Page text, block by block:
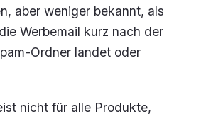
aber weniger bekannt, als
Werbemail kurz nach der
Ordner landet oder
nicht für alle Produkte,